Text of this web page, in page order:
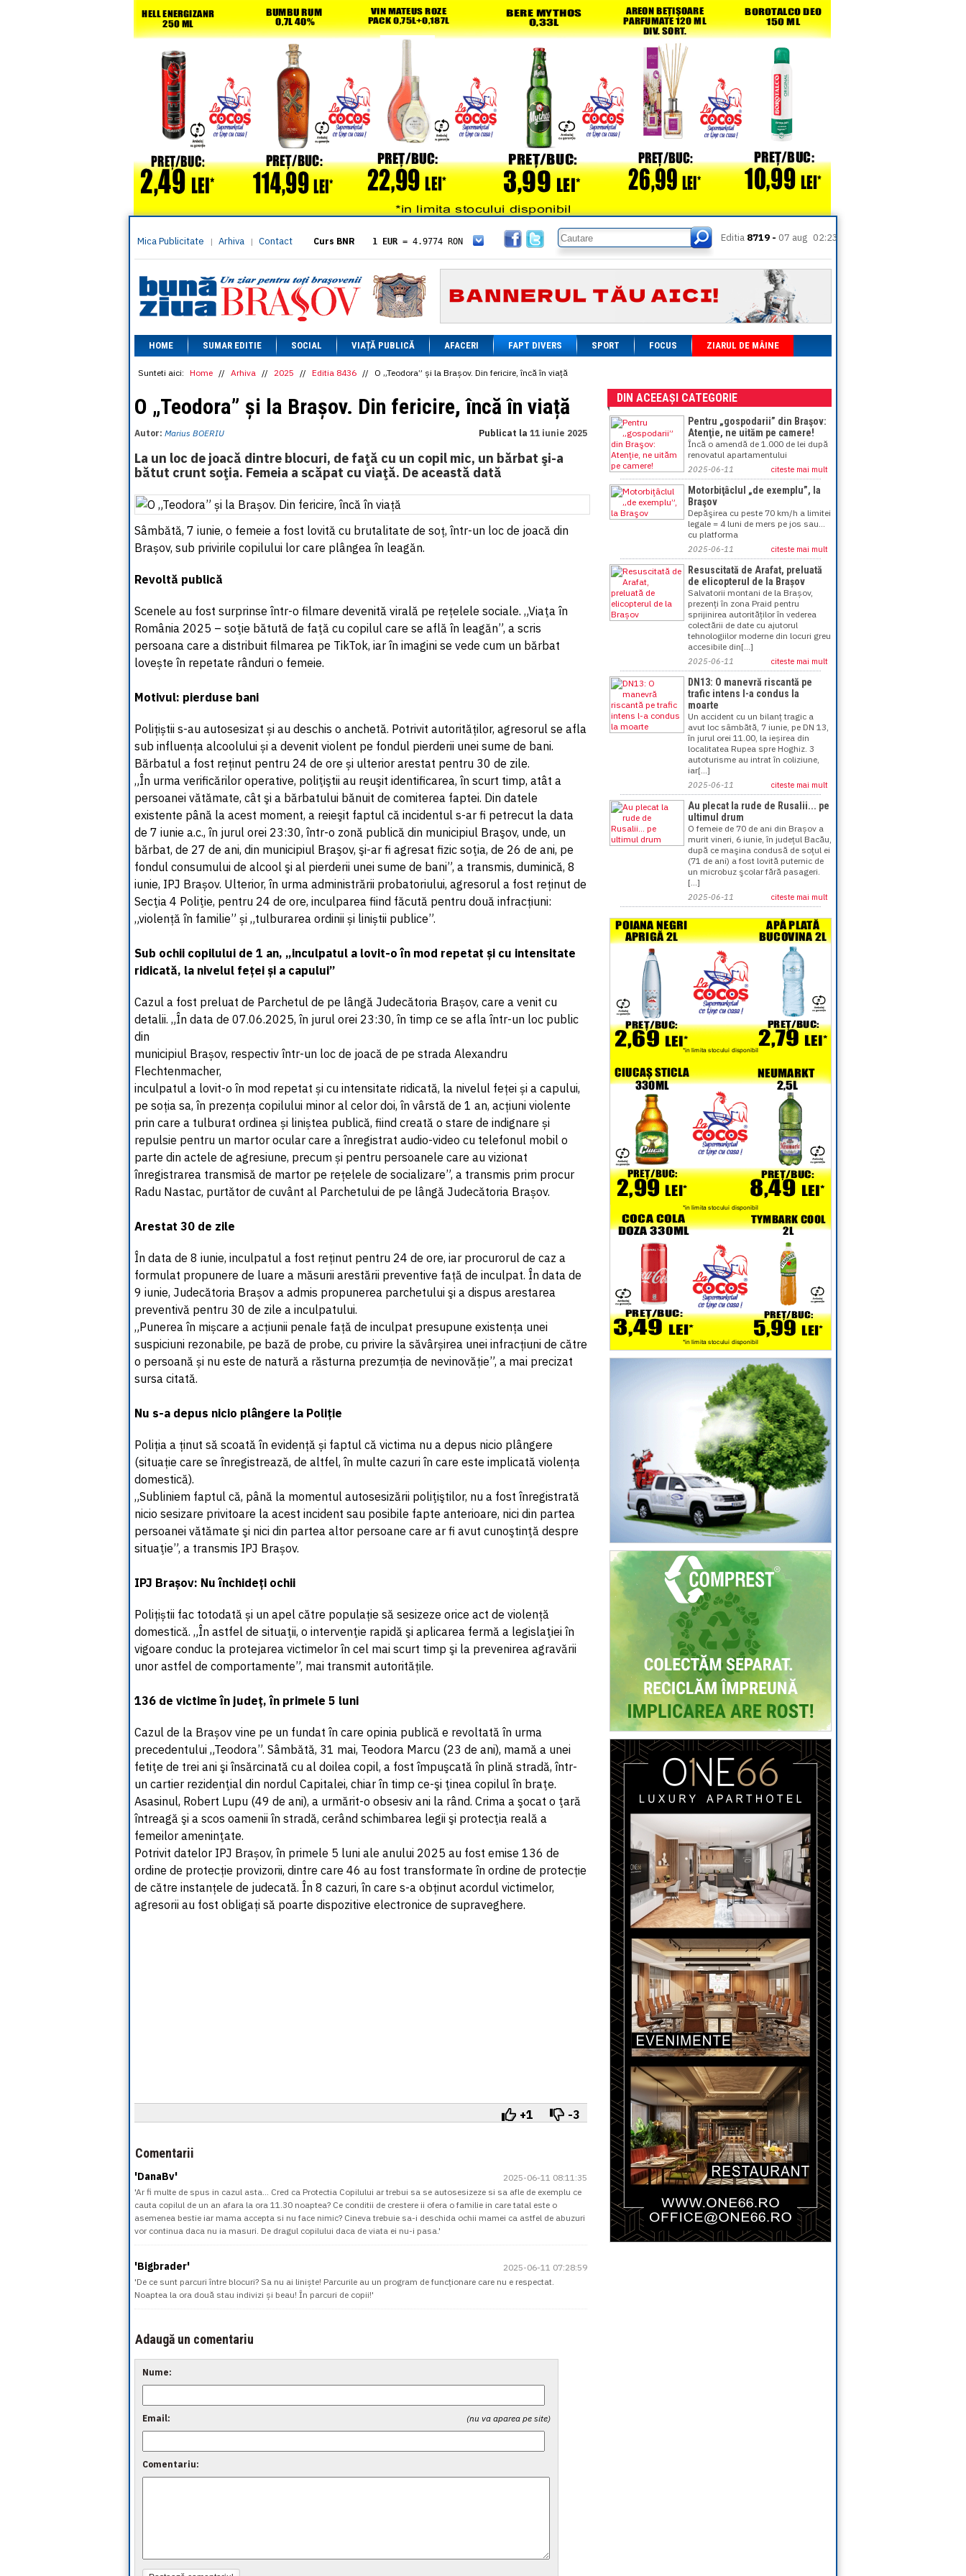
Mica Publicitate | Arhiva | Contact Curs BNR 1 EUR = 4.9774 RON
= 5.8304 RON
1 XAU= 464.4611 RON
1 AED= 1.1933 RON
1 AUD= 2.7957 RON
1 BGN= 2.5449 RON
1 CAD= 3.1559 RON
1 CHF= 5.2813 RON
1 CNY= 0.6015 RON
1 DKK= 0.6668 RON
= 0.0860 RON
1 KRW = 0.3047 RON
1 MDL= 0.2538 RON
1 NOK= 0.4191 RON
1 NZD= 2.6097 RON
1 PLN = 1.1646 RON
= 0.0425 RON
1 RUB= 0.0530 RON
1 XDR = 5.9383 RON
1 ZAR= 0.2318 RON
Editia 8719 - 07 aug 02:23
HOME SUMAR EDITIE SOCIAL VIAȚĂ PUBLICĂ AFACERI FAPT DIVERS SPORT FOCUS ZIARUL DE MÂINE
Sunteti aici: Home // Arhiva // 2025 // Editia 8436 // O „Teodora” și la Brașov. Din fericire, încă în viață
O „Teodora” și la Brașov. Din fericire, încă în viață
Autor: Marius BOERIU Publicat la 11 iunie 2025
La un loc de joacă dintre blocuri, de faţă cu un copil mic, un bărbat şi-a
bătut crunt soţia. Femeia a scăpat cu viaţă. De această dată
Sâmbătă, 7 iunie, o femeie a fost lovită cu brutalitate de soț, într-un loc de joacă din
Brașov, sub privirile copilului lor care plângea în leagăn.
Revoltă publică
Scenele au fost surprinse într-o filmare devenită virală pe rețelele sociale. „Viaţa în
România 2025 – soţie bătută de faţă cu copilul care se află în leagăn”, a scris
persoana care a distribuit filmarea pe TikTok, iar în imagini se vede cum un bărbat
lovește în repetate rânduri o femeie.
Motivul: pierduse bani
Polițiștii s-au autosesizat și au deschis o anchetă. Potrivit autorităților, agresorul se afla
sub influența alcoolului și a devenit violent pe fondul pierderii unei sume de bani.
Bărbatul a fost reținut pentru 24 de ore și ulterior arestat pentru 30 de zile.
„În urma verificărilor operative, poliţiştii au reuşit identificarea, în scurt timp, atât a
persoanei vătămate, cât şi a bărbatului bănuit de comiterea faptei. Din datele
existente până la acest moment, a reieşit faptul că incidentul s-ar fi petrecut la data
de 7 iunie a.c., în jurul orei 23:30, într-o zonă publică din municipiul Braşov, unde, un
bărbat, de 27 de ani, din municipiul Braşov, şi-ar fi agresat fizic soţia, de 26 de ani, pe
fondul consumului de alcool şi al pierderii unei sume de bani”, a transmis, duminică, 8
iunie, IPJ Brașov. Ulterior, în urma administrării probatoriului, agresorul a fost reținut de
Secţia 4 Poliţie, pentru 24 de ore, inculparea fiind făcută pentru două infracțiuni:
„violență în familie” și „tulburarea ordinii și liniștii publice”.
Sub ochii copilului de 1 an, „inculpatul a lovit-o în mod repetat și cu intensitate
ridicată, la nivelul feței și a capului”
Cazul a fost preluat de Parchetul de pe lângă Judecătoria Brașov, care a venit cu
detalii. „În data de 07.06.2025, în jurul orei 23:30, în timp ce se afla într-un loc public
din
municipiul Brașov, respectiv într-un loc de joacă de pe strada Alexandru
Flechtenmacher,
inculpatul a lovit-o în mod repetat și cu intensitate ridicată, la nivelul feței și a capului,
pe soția sa, în prezența copilului minor al celor doi, în vârstă de 1 an, acțiuni violente
prin care a tulburat ordinea și liniștea publică, fiind creată o stare de indignare și
repulsie pentru un martor ocular care a înregistrat audio-video cu telefonul mobil o
parte din actele de agresiune, precum și pentru persoanele care au vizionat
înregistrarea transmisă de martor pe rețelele de socializare”, a transmis prim procur
Radu Nastac, purtător de cuvânt al Parchetului de pe lângă Judecătoria Brașov.
Arestat 30 de zile
În data de 8 iunie, inculpatul a fost reținut pentru 24 de ore, iar procurorul de caz a
formulat propunere de luare a măsurii arestării preventive față de inculpat. În data de
9 iunie, Judecătoria Brașov a admis propunerea parchetului şi a dispus arestarea
preventivă pentru 30 de zile a inculpatului.
„Punerea în mișcare a acțiunii penale față de inculpat presupune existența unei
suspiciuni rezonabile, pe bază de probe, cu privire la săvârșirea unei infracțiuni de către
o persoană și nu este de natură a răsturna prezumția de nevinovăție”, a mai precizat
sursa citată.
Nu s-a depus nicio plângere la Poliție
Poliția a ținut să scoată în evidență și faptul că victima nu a depus nicio plângere
(situație care se înregistrează, de altfel, în multe cazuri în care este implicată violența
domestică).
„Subliniem faptul că, până la momentul autosesizării poliţiştilor, nu a fost înregistrată
nicio sesizare privitoare la acest incident sau posibile fapte anterioare, nici din partea
persoanei vătămate şi nici din partea altor persoane care ar fi avut cunoştinţă despre
situaţie”, a transmis IPJ Brașov.
IPJ Brașov: Nu închideți ochii
Polițiștii fac totodată și un apel către populație să sesizeze orice act de violență
domestică. „În astfel de situaţii, o intervenţie rapidă şi aplicarea fermă a legislaţiei în
vigoare conduc la protejarea victimelor în cel mai scurt timp şi la prevenirea agravării
unor astfel de comportamente”, mai transmit autoritățile.
136 de victime în județ, în primele 5 luni
Cazul de la Brașov vine pe un fundat în care opinia publică e revoltată în urma
precedentului „Teodora”. Sâmbătă, 31 mai, Teodora Marcu (23 de ani), mamă a unei
fetiţe de trei ani şi însărcinată cu al doilea copil, a fost împuşcată în plină stradă, într-
un cartier rezidenţial din nordul Capitalei, chiar în timp ce-şi ţinea copilul în braţe.
Asasinul, Robert Lupu (49 de ani), a urmărit-o obsesiv ani la rând. Crima a şocat o ţară
întreagă şi a scos oamenii în stradă, cerând schimbarea legii şi protecţia reală a
femeilor ameninţate.
Potrivit datelor IPJ Brașov, în primele 5 luni ale anului 2025 au fost emise 136 de
ordine de protecție provizorii, dintre care 46 au fost transformate în ordine de protecție
de către instanțele de judecată. În 8 cazuri, în care s-a obținut acordul victimelor,
agresorii au fost obligați să poarte dispozitive electronice de supraveghere.
+1 -3
Comentarii
'DanaBv'
2025-06-11 08:11:35
'Ar fi multe de spus in cazul asta... Cred ca Protectia Copilului ar trebui sa se autosesizeze si sa afle de exemplu ce
cauta copilul de un an afara la ora 11.30 noaptea? Ce conditii de crestere ii ofera o familie in care tatal este o
asemenea bestie iar mama accepta si nu face nimic? Cineva trebuie sa-i deschida ochii mamei ca astfel de abuzuri
vor continua daca nu ia masuri. De dragul copilului daca de viata ei nu-i pasa.'
'Bigbrader'
2025-06-11 07:28:59
'De ce sunt parcuri între blocuri? Sa nu ai liniște! Parcurile au un program de funcționare care nu e respectat.
Noaptea la ora două stau indivizi și beau! În parcuri de copii!'
Adaugă un comentariu
Nume:
(nu va aparea pe site)
Email:
Comentariu:
DIN ACEEAȘI CATEGORIE
Pentru „gospodarii” din Braşov:
Atenţie, ne uităm pe camere!
Încă o amendă de 1.000 de lei după
renovatul apartamentului
2025-06-11 citeste mai mult
Motorbiţâclul „de exemplu”, la
Braşov
Depăşirea cu peste 70 km/h a limitei
legale = 4 luni de mers pe jos sau...
cu platforma
2025-06-11 citeste mai mult
Resuscitată de Arafat, preluată
de elicopterul de la Brașov
Salvatorii montani de la Brașov,
prezenți în zona Praid pentru
sprijinirea autorităților în vederea
colectării de date cu ajutorul
tehnologiilor moderne din locuri greu
accesibile din[...]
2025-06-11 citeste mai mult
DN13: O manevră riscantă pe
trafic intens l-a condus la
moarte
Un accident cu un bilanț tragic a
avut loc sâmbătă, 7 iunie, pe DN 13,
în jurul orei 11.00, la ieșirea din
localitatea Rupea spre Hoghiz. 3
autoturisme au intrat în coliziune,
iar[...]
2025-06-11 citeste mai mult
Au plecat la rude de Rusalii... pe
ultimul drum
O femeie de 70 de ani din Brașov a
murit vineri, 6 iunie, în judeţul Bacău,
după ce maşina condusă de soţul ei
(71 de ani) a fost lovită puternic de
un microbuz şcolar fără pasageri.
[...]
2025-06-11 citeste mai mult